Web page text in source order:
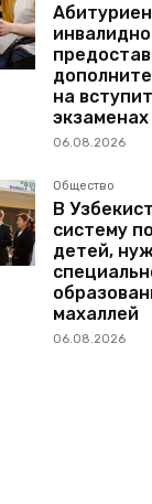
на
экзаменах
06.08.2026
Общество
В
систему
детей,
махаллей
06.08.2026